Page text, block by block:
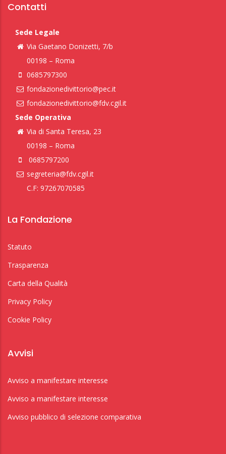
Contatti
Sede Legale
Via Gaetano Donizetti, 7/b
00198 – Roma
0685797300
fondazionedivittorio@pec.it
fondazionedivittorio@fdv.cgil.it
Sede Operativa
Via di Santa Teresa, 23
00198 – Roma
0685797200
segreteria@fdv.cgil.it
C.F: 97267070585
La Fondazione
Statuto
Trasparenza
Carta della Qualità
Privacy Policy
Cookie Policy
Avvisi
Avviso a manifestare interesse
Avviso a manifestare interesse
Avviso pubblico di selezione comparativa